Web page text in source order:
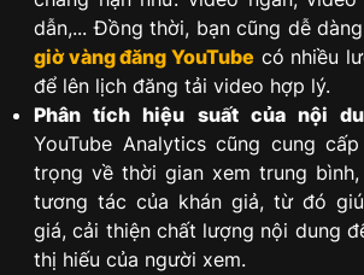
dẫn,... Đồng thời, bạn cũng dễ
giờ vàng đăng YouTube có nhiều
để lên lịch đăng tải video hợp lý.
Phân tích hiệu suất của nội
YouTube Analytics cũng cung
trọng về thời gian xem trung
tương tác của khán giả, từ đó
giá, cải thiện chất lượng nội dung
thị hiếu của người xem.